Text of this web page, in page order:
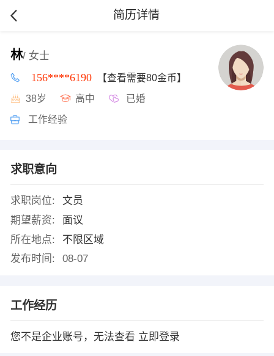
简历详情
林/ 女士
156****6190 【查看需要80金币】
38岁 高中 已婚
工作经验
求职意向
求职岗位:
文员
期望薪资:
面议
所在地点:
不限区域
发布时间:
08-07
工作经历
您不是企业账号，无法查看 立即登录